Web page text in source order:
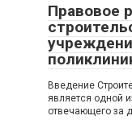
Правовое
Введение
является одной
отвечающего за